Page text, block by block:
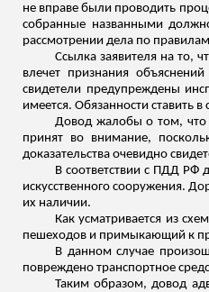
не вправе были проводить
собранные названными
рассмотрении дела по
Ссылка заявителя на то,
влечет признания
свидетели предупреждены
имеется. Обязанности ставить
Довод жалобы о том, что
принят во внимание,
доказательства очевидно
В соответствии с ПДД РФ
искусственного сооружения.
их наличии.
Как усматривается из
пешеходов и примыкающий к
В данном случае
повреждено транспортное
Таким образом, довод